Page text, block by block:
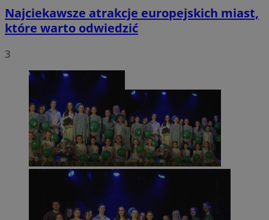
Najciekawsze atrakcje europejskich miast,
które warto odwiedzić
3